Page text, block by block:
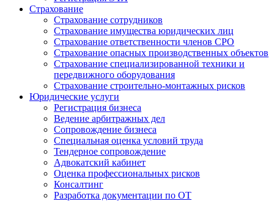
Страхование
Страхование сотрудников
Страхование имущества юридических лиц
Страхование ответственности членов СРО
Страхование опасных производственных объектов
Страхование специализированной техники и
передвижного оборудования
Страхование строительно-монтажных рисков
Юридические услуги
Регистрация бизнеса
Ведение арбитражных дел
Сопровождение бизнеса
Специальная оценка условий труда
Тендерное сопровождение
Адвокатский кабинет
Оценка профессиональных рисков
Консалтинг
Разработка документации по ОТ